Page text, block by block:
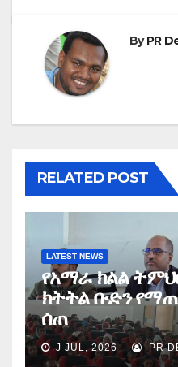
ByPR
RELATED POST
LATEST NEWS
የአማራ ክልል
ክትትል ቡድን
ሰጠ
J JUL, 2026 PR